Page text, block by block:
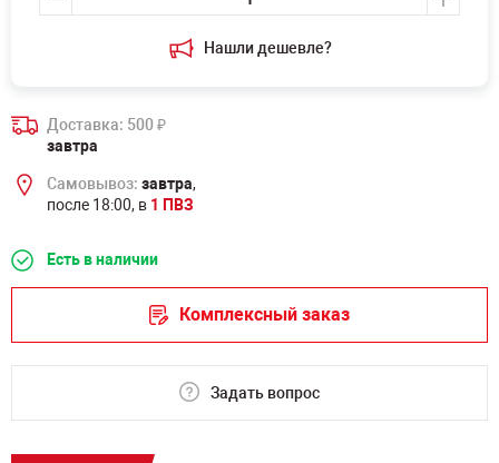
Нашли дешевле?
Доставка: 500₽
завтра
Самовывоз: завтра,
после 18:00, в 1 ПВЗ
Есть в наличии
Комплексный заказ
Задать вопрос